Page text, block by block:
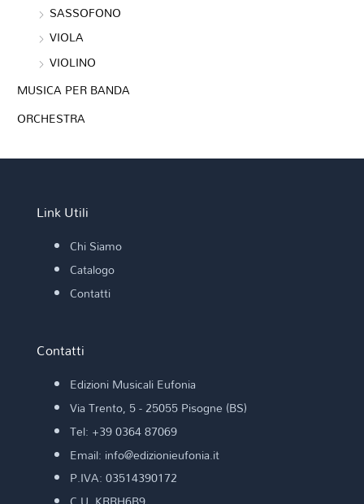
SASSOFONO
VIOLA
VIOLINO
MUSICA PER BANDA
ORCHESTRA
Link Utili
Chi Siamo
Catalogo
Contatti
Contatti
Edizioni Musicali Eufonia
Via Trento, 5 - 25055 Pisogne (BS)
Tel: +39 0364 87069
Email: info@edizionieufonia.it
P.IVA: 03514390172